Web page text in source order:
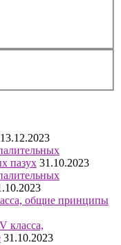
13.12.2023
пазух 31.10.2023
общие принципы
класса,
31.10.2023